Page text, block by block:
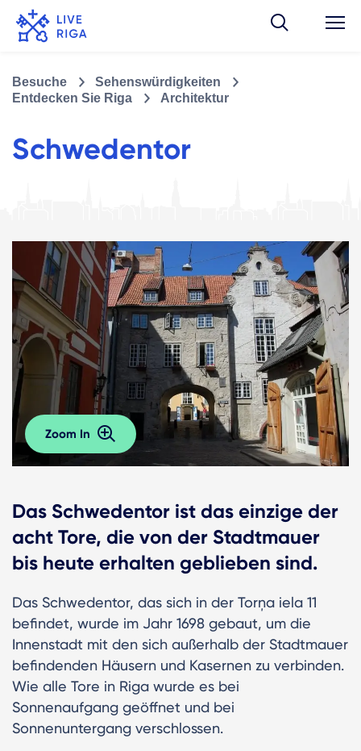
Besuche
Sehenswürdigkeiten
Entdecken Sie Riga
Architektur
Schwedentor
Zoom In
Das Schwedentor ist das einzige der
acht Tore, die von der Stadtmauer
bis heute erhalten geblieben sind.
Das Schwedentor, das sich in der Torņa iela 11
befindet, wurde im Jahr 1698 gebaut, um die
Innenstadt mit den sich außerhalb der Stadtmauer
befindenden Häusern und Kasernen zu verbinden.
Wie alle Tore in Riga wurde es bei
Sonnenaufgang geöffnet und bei
Sonnenuntergang verschlossen.